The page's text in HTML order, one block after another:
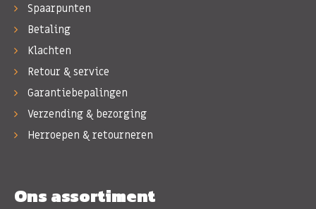
Spaarpunten
Betaling
Klachten
Retour & service
Garantiebepalingen
Verzending & bezorging
Herroepen & retourneren
Ons assortiment